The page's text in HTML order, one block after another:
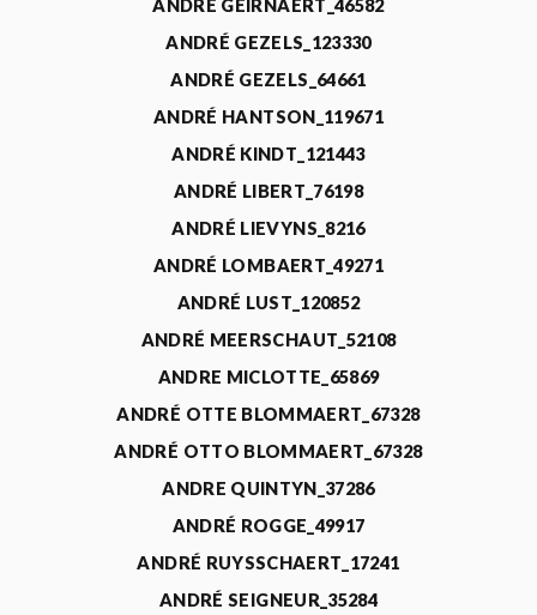
ANDRÉ GEIRNAERT_46582
ANDRÉ GEZELS_123330
ANDRÉ GEZELS_64661
ANDRÉ HANTSON_119671
ANDRÉ KINDT_121443
ANDRÉ LIBERT_76198
ANDRÉ LIEVYNS_8216
ANDRÉ LOMBAERT_49271
ANDRÉ LUST_120852
ANDRÉ MEERSCHAUT_52108
ANDRE MICLOTTE_65869
ANDRÉ OTTE BLOMMAERT_67328
ANDRÉ OTTO BLOMMAERT_67328
ANDRE QUINTYN_37286
ANDRÉ ROGGE_49917
ANDRÉ RUYSSCHAERT_17241
ANDRÉ SEIGNEUR_35284